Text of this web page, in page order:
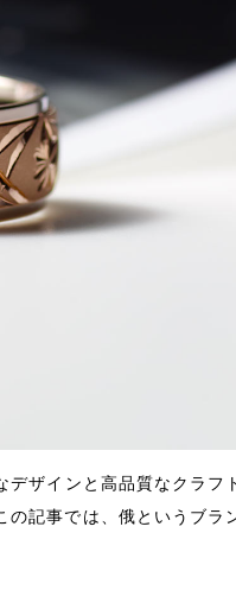
デザインと高品質なクラ
記事では、俄というブ